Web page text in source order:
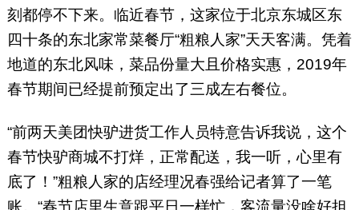
刻都停不下来。临近春节，这家位于北京东城区东
四十条的东北家常菜餐厅“粗粮人家”天天客满。凭着
地道的东北风味，菜品份量大且价格实惠，2019年
春节期间已经提前预定出了三成左右餐位。
“前两天美团快驴进货工作人员特意告诉我说，这个
春节快驴商城不打烊，正常配送，我一听，心里有
底了！”粗粮人家的店经理况春强给记者算了一笔